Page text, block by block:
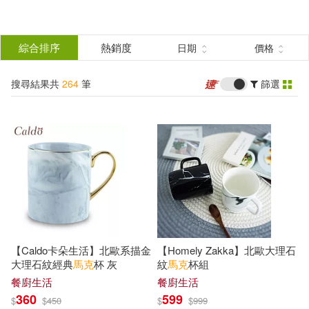
結
篩
分類 (單選)
所有商品(264) 圖書(84)
影音(60)
服飾(1) 家居生活(6)
設計文具(6) 餐廚生活(94)
鞋包配件(2) 電子書(9)
有聲書(1)
作者 (可複選)
歐馬克(10)
傅其林（主編）(3)
綜合排序 熱銷度 日期 價格
搜尋結果共 264 筆 篩選
【Caldo卡朵生活】北歐系描金
大理石紋經典馬克杯 灰
餐廚生活
$360 $450
【Homely Zakka】北歐大理石
紋馬克杯組
餐廚生活
$599 $999